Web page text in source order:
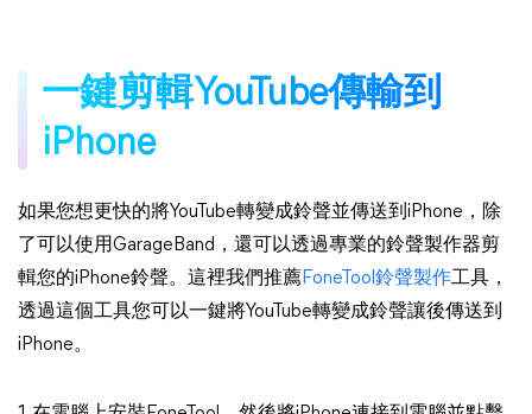
一鍵剪輯YouTube傳輸到
iPhone
如果您想更快的將YouTube轉變成鈴聲並傳送到iPhone，除
了可以使用GarageBand，還可以透過專業的鈴聲製作器剪
輯您的iPhone鈴聲。這裡我們推薦 FoneTool鈴聲製作工具，
透過這個工具您可以一鍵將YouTube轉變成鈴聲讓後傳送到
iPhone。